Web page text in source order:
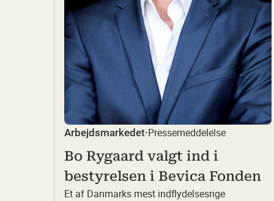
Arbejdsmarkedet·Pressemeddelelse
Bo Rygaard valgt ind i
bestyrelsen i Bevica Fonden
Et af Danmarks mest indflydelsesrige